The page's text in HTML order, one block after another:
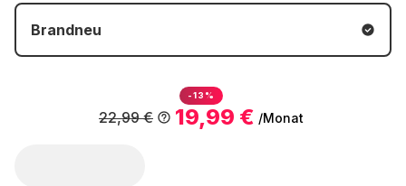
Brandneu
-13%
19,99 € /Monat
22,99 €